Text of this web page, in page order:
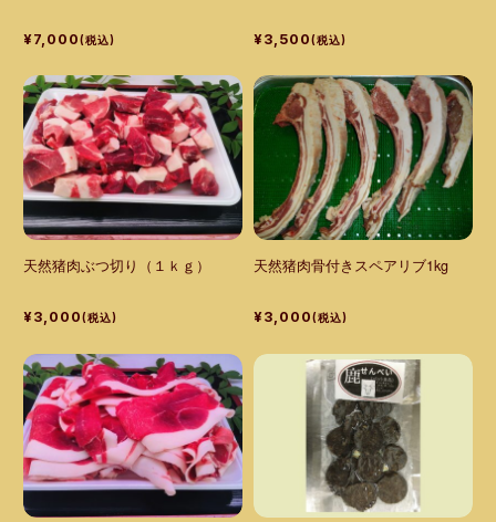
¥7,000(税込) ¥3,500(税込)
天然猪肉ぶつ切り（１ｋｇ）
¥3,000(税込)
天然猪肉骨付きスペアリブ1kg
¥3,000(税込)